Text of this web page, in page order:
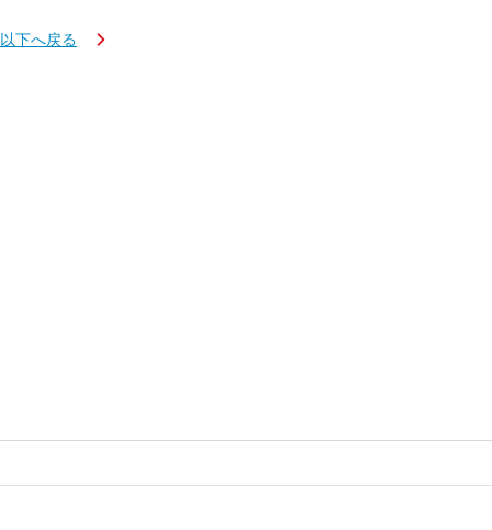
下へ戻る